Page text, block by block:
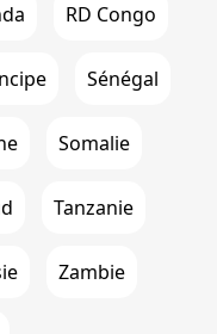
RD Congo
Sénégal
Somalie
Tanzanie
Zambie